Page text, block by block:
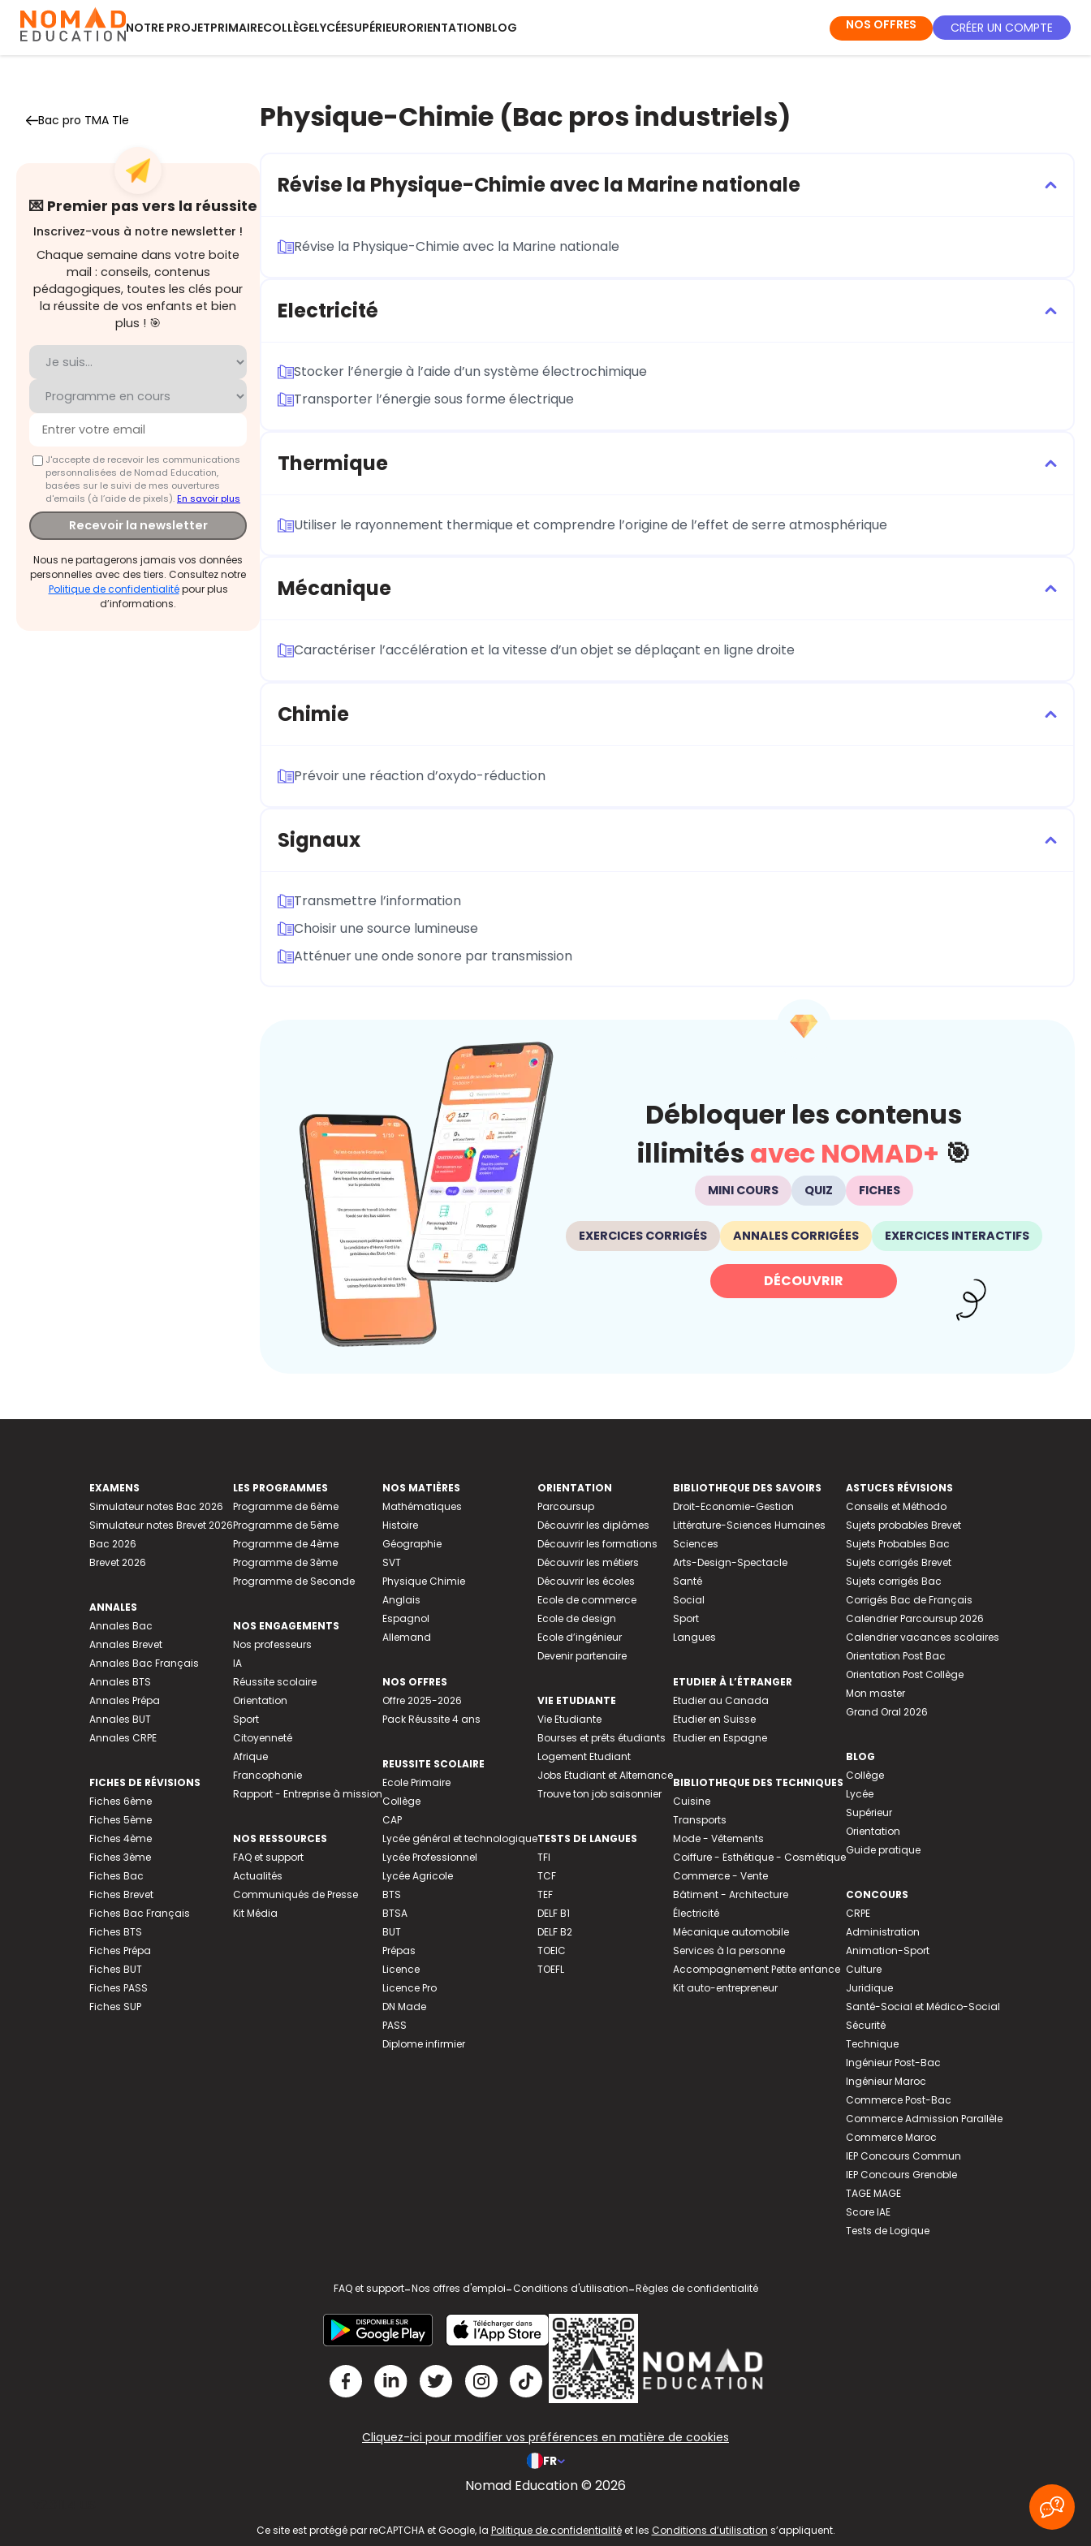
NOTRE PROJETPRIMAIRECOLLÈGELYCÉESUPÉRIEURORIENTATIONBLOG NOS OFFRES CRÉER UN COMPTE
Bac pro TMA Tle
💌 Premier pas vers la réussite
Inscrivez-vous à notre newsletter !
Chaque semaine dans votre boite
mail : conseils, contenus
pédagogiques, toutes les clés pour
la réussite de vos enfants et bien
plus ! 🎯
J'accepte de recevoir les communications
personnalisées de Nomad Education,
basées sur le suivi de mes ouvertures
d'emails (à l’aide de pixels).En savoir plus
Recevoir la newsletter
Nous ne partagerons jamais vos données
personnelles avec des tiers. Consultez notre
Politique de confidentialitépour plus
d’informations.
Physique-Chimie (Bac pros industriels)
Révise la Physique-Chimie avec la Marine nationale
Révise la Physique-Chimie avec la Marine nationale
Electricité
Stocker l’énergie à l’aide d’un système électrochimique
Transporter l’énergie sous forme électrique
Thermique
Utiliser le rayonnement thermique et comprendre l’origine de l’effet de serre atmosphérique
Mécanique
Caractériser l’accélération et la vitesse d’un objet se déplaçant en ligne droite
Chimie
Prévoir une réaction d’oxydo-réduction
Signaux
Transmettre l’information
Choisir une source lumineuse
Atténuer une onde sonore par transmission
Débloquer les contenus
illimités avec NOMAD+ 🎯
MINI COURS QUIZ FICHES
EXERCICES CORRIGÉS ANNALES CORRIGÉES EXERCICES INTERACTIFS
DÉCOUVRIR
EXAMENS
Simulateur notes Bac 2026
Simulateur notes Brevet 2026
Bac 2026
Brevet 2026
ANNALES
Annales Bac
Annales Brevet
Annales Bac Français
Annales BTS
Annales Prépa
Annales BUT
Annales CRPE
FICHES DE RÉVISIONS
Fiches 6ème
Fiches 5ème
Fiches 4ème
Fiches 3ème
Fiches Bac
Fiches Brevet
Fiches Bac Français
Fiches BTS
Fiches Prépa
Fiches BUT
Fiches PASS
Fiches SUP
LES PROGRAMMES
Programme de 6ème
Programme de 5ème
Programme de 4ème
Programme de 3ème
Programme de Seconde
NOS ENGAGEMENTS
Nos professeurs
IA
Réussite scolaire
Orientation
Sport
Citoyenneté
Afrique
Francophonie
Rapport - Entreprise à mission
NOS RESSOURCES
FAQ et support
Actualités
Communiqués de Presse
Kit Média
NOS MATIÈRES
Mathématiques
Histoire
Géographie
SVT
Physique Chimie
Anglais
Espagnol
Allemand
NOS OFFRES
Offre 2025-2026
Pack Réussite 4 ans
REUSSITE SCOLAIRE
Ecole Primaire
Collège
CAP
Lycée général et technologique
Lycée Professionnel
Lycée Agricole
BTS
BTSA
BUT
Prépas
Licence
Licence Pro
DN Made
PASS
Diplome infirmier
ORIENTATION
Parcoursup
Découvrir les diplômes
Découvrir les formations
Découvrir les métiers
Découvrir les écoles
Ecole de commerce
Ecole de design
Ecole d’ingénieur
Devenir partenaire
VIE ETUDIANTE
Vie Etudiante
Bourses et prêts étudiants
Logement Etudiant
Jobs Etudiant et Alternance
Trouve ton job saisonnier
TESTS DE LANGUES
TFI
TCF
TEF
DELF B1
DELF B2
TOEIC
TOEFL
BIBLIOTHEQUE DES SAVOIRS
Droit-Economie-Gestion
Littérature-Sciences Humaines
Sciences
Arts-Design-Spectacle
Santé
Social
Sport
Langues
ETUDIER À L’ÉTRANGER
Etudier au Canada
Etudier en Suisse
Etudier en Espagne
BIBLIOTHEQUE DES TECHNIQUES
Cuisine
Transports
Mode - Vêtements
Coiffure - Esthétique - Cosmétique
Commerce - Vente
Bâtiment - Architecture
Électricité
Mécanique automobile
Services à la personne
Accompagnement Petite enfance
Kit auto-entrepreneur
ASTUCES RÉVISIONS
Conseils et Méthodo
Sujets probables Brevet
Sujets Probables Bac
Sujets corrigés Brevet
Sujets corrigés Bac
Corrigés Bac de Français
Calendrier Parcoursup 2026
Calendrier vacances scolaires
Orientation Post Bac
Orientation Post Collège
Mon master
Grand Oral 2026
BLOG
Collège
Lycée
Supérieur
Orientation
Guide pratique
CONCOURS
CRPE
Administration
Animation-Sport
Culture
Juridique
Santé-Social et Médico-Social
Sécurité
Technique
Ingénieur Post-Bac
Ingénieur Maroc
Commerce Post-Bac
Commerce Admission Parallèle
Commerce Maroc
IEP Concours Commun
IEP Concours Grenoble
TAGE MAGE
Score IAE
Tests de Logique
FAQ et support-Nos offres d'emploi-Conditions d'utilisation-Règles de confidentialité
Cliquez-ici pour modifier vos préférences en matière de cookies
FR
Nomad Education © 2026
Ce site est protégé par reCAPTCHA et Google, la Politique de confidentialitéet les Conditions d’utilisation s’appliquent.